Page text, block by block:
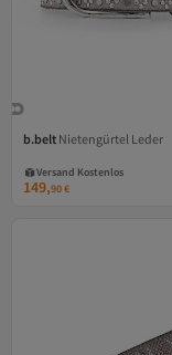
b.belt Nietengürtel Leder
Versand Kostenlos
Versand Kostenlos
149,90€